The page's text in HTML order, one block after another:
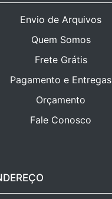
Envio de Arquivos
Quem Somos
Frete Grátis
Pagamento e Entregas
Orçamento
Fale Conosco